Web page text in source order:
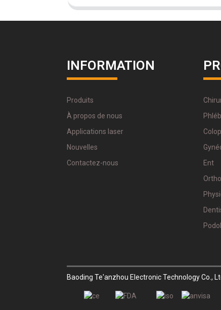
INFORMATION
Produits
À propos de nous
Applications laser
Nouvelles
Contactez-nous
Ent
Baoding Te'anzhou Electronic Technology Co.,